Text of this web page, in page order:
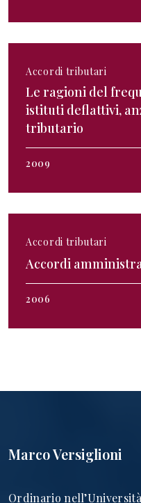
Accordi tributari
Le ragioni del
istituti deflattivi,
tributario
2009
Accordi tributari
Accordi
2006
Marco Versiglioni
Ordinario